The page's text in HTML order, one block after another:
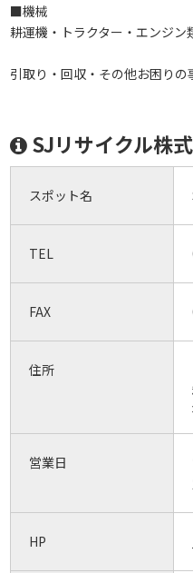
■機械
耕運機・トラクター・エンジ
引取り・回収・その他お困り
SJリサイクル株
スポット名
TEL
FAX
住所
営業日
HP